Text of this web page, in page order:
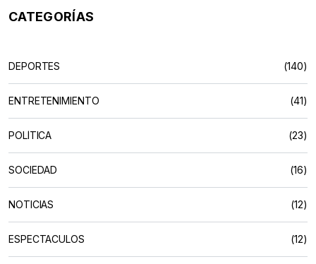
CATEGORÍAS
DEPORTES (140)
ENTRETENIMIENTO (41)
POLÍTICA (23)
SOCIEDAD (16)
NOTICIAS (12)
ESPECTACULOS (12)